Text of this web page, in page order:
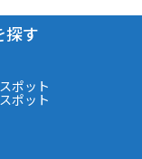
探す
ポット
ポット